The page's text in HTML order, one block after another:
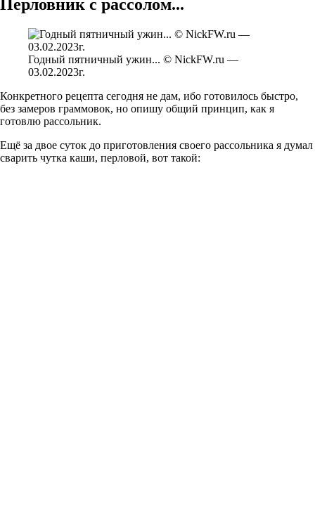
Перловник с рассолом...
Годный пятничный ужин... © NickFW.ru —
03.02.2023г.
Конкретного рецепта сегодня не дам, ибо готовилось быстро,
без замеров граммовок, но опишу общий принцип, как я
готовлю рассольник.
Ещё за двое суток до приготовления своего рассольника я думал
сварить чутка каши, перловой, вот такой: